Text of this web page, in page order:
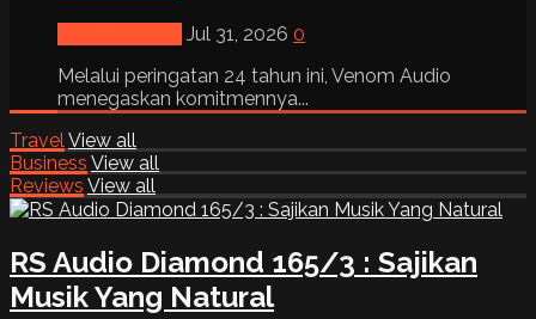
Jul 31, 2026 0
Melalui peringatan 24 tahun ini, Venom Audio
menegaskan komitmennya...
Travel View all
Business View all
Reviews View all
RS Audio Diamond 165/3 : Sajikan
Musik Yang Natural